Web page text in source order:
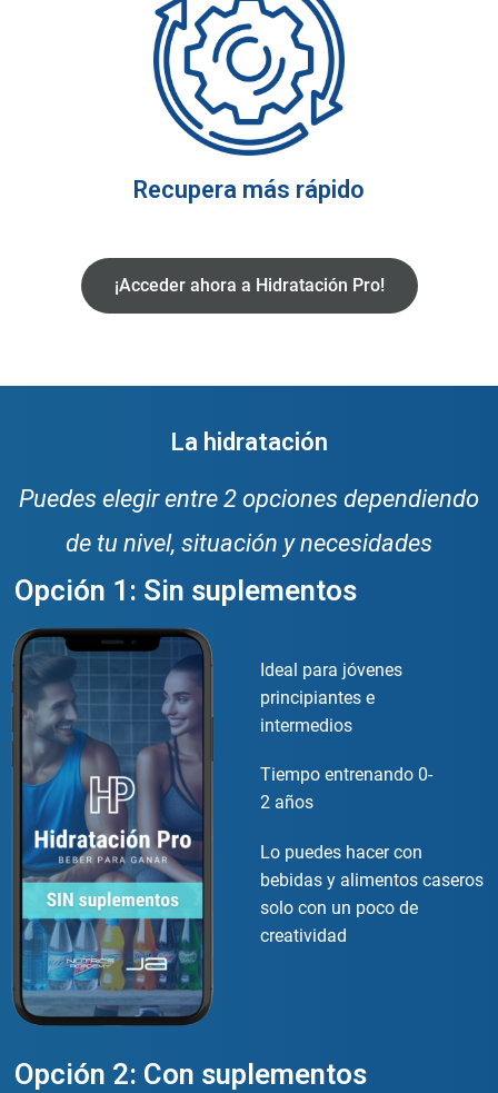
Recupera más rápido
¡Acceder ahora a Hidratación Pro!
La hidratación
Puedes elegir entre 2 opciones dependiendo
de tu nivel, situación y necesidades
Opción 1: Sin suplementos
Ideal para jóvenes
principiantes e
intermedios
Tiempo entrenando 0-
2 años
Lo puedes hacer con
bebidas y alimentos caseros
solo con un poco de
creatividad
Opción 2: Con suplementos